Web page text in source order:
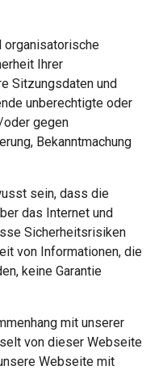
organisatorische
Ihrer
Sitzungsdaten und
unberechtigte oder
oder gegen
Bekanntmachung
sein, dass die
das Internet und
Sicherheitsrisiken
von Informationen, die
keine Garantie
mit unserer
von dieser Webseite
Webseite mit